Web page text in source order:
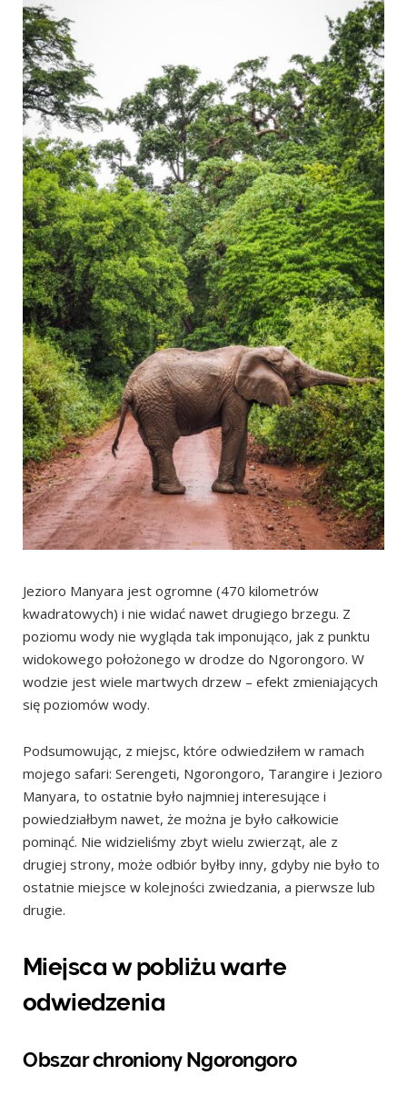
Jezioro Manyara jest ogromne (470 kilometrów
kwadratowych) i nie widać nawet drugiego brzegu. Z
poziomu wody nie wygląda tak imponująco, jak z punktu
widokowego położonego w drodze do Ngorongoro. W
wodzie jest wiele martwych drzew – efekt zmieniających
się poziomów wody.
Podsumowując, z miejsc, które odwiedziłem w ramach
mojego safari: Serengeti, Ngorongoro, Tarangire i Jezioro
Manyara, to ostatnie było najmniej interesujące i
powiedziałbym nawet, że można je było całkowicie
pominąć. Nie widzieliśmy zbyt wielu zwierząt, ale z
drugiej strony, może odbiór byłby inny, gdyby nie było to
ostatnie miejsce w kolejności zwiedzania, a pierwsze lub
drugie.
Miejsca w pobliżu warte
odwiedzenia
Obszar chroniony Ngorongoro